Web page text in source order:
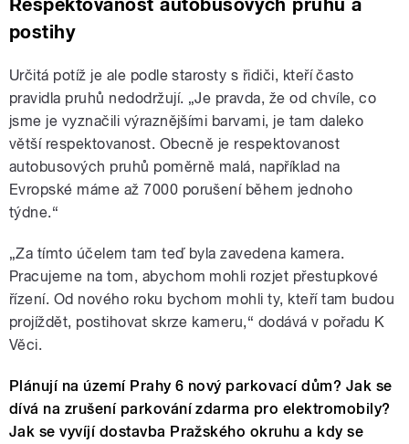
postihy
Určitá potíž je ale podle starosty s řidiči, kteří často
pravidla pruhů nedodržují. „Je pravda, že od chvíle, co
jsme je vyznačili výraznějšími barvami, je tam daleko
větší respektovanost. Obecně je respektovanost
autobusových pruhů poměrně malá, například na
Evropské máme až 7000 porušení během jednoho
týdne.“
„Za tímto účelem tam teď byla zavedena kamera.
Pracujeme na tom, abychom mohli rozjet přestupkové
řízení. Od nového roku bychom mohli ty, kteří tam budou
projíždět, postihovat skrze kameru,“ dodává v pořadu K
Věci.
Plánují na území Prahy 6 nový parkovací dům? Jak se
dívá na zrušení parkování zdarma pro elektromobily?
Jak se vyvíjí dostavba Pražského okruhu a kdy se